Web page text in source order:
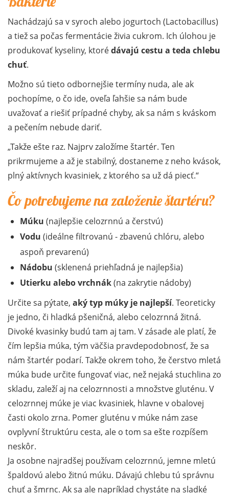
Nachádzajú sa v syroch alebo jogurtoch (Lactobacillus)
a tiež sa počas fermentácie živia cukrom. Ich úlohou je
produkovať kyseliny, ktorédávajú cestu a teda chlebu
chuť.
Možno sú tieto odbornejšie termíny nuda, ale ak
pochopíme, o čo ide, oveľa ľahšie sa nám bude
uvažovať a riešiť prípadné chyby, ak sa nám s kváskom
a pečením nebude dariť.
Takže ešte raz. Najprv založíme štartér. Ten
prikrmujeme a až je stabilný, dostaneme z neho kvások,
plný aktívnych kvasiniek, z ktorého sa už dá piecť.
Čo potrebujeme na založenie štartéru?
Múku (najlepšie celozrnnú a čerstvú)
Vodu (ideálne filtrovanú - zbavenú chlóru, alebo
aspoň prevarenú)
Nádobu (sklenená priehľadná je najlepšia)
Utierku alebo vrchnák(na zakrytie nádoby)
Určite sa pýtate, aký typ múky je najlepší. Teoreticky
je jedno, či hladká pšeničná, alebo celozrnná žitná.
Divoké kvasinky budú tam aj tam. V zásade ale platí, že
čím lepšia múka, tým väčšia pravdepodobnosť, že sa
nám štartér podarí. Takže okrem toho, že čerstvo mletá
múka bude určite fungovať viac, než nejaká stuchlina zo
skladu, zaleží aj na celozrnnosti a množstve gluténu. V
celozrnnej múke je viac kvasiniek, hlavne v obalovej
časti okolo zrna. Pomer gluténu v múke nám zase
ovplyvní štruktúru cesta, ale o tom sa ešte rozpíšem
neskôr.
Ja osobne najradšej používam celozrnnú, jemne mletú
špaldovú alebo žitnú múku. Dávajú chlebu tú správnu
chuť a šmrnc. Ak sa ale napríklad chystáte na sladké